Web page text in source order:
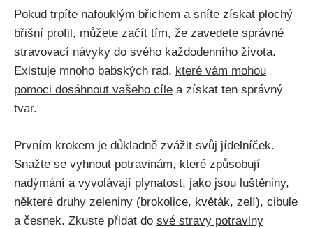
Pokud trpíte nafouklým ⁢břichem a sníte ‌získat plochý
břišní ⁢profil, můžete ⁤začít tím,‌ že zavedete správné
stravovací návyky ⁤do ‌svého každodenního života.‌
Existuje mnoho⁢ babských rad, které vám‍ mohou
pomoci dosáhnout vašeho ‌cíle a​ získat ten správný
tvar.
Prvním krokem je důkladně zvážit svůj jídelníček.
Snažte‌ se ​vyhnout ⁤potravinám, které způsobují
nadýmání⁤ a vyvolávají ​plynatost, jako jsou ⁤luštěniny,
některé druhy‍ zeleniny (brokolice, květák,‍ zelí),⁢ cibule
a česnek. Zkuste přidat‍ do své stravy potraviny‌